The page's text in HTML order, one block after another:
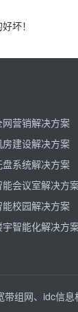
坏！
网营销解决方案
房建设解决方案
盘系统解决方案
能会议室解决方
能校园解决方案
宇智能化解决方
组网、idc信